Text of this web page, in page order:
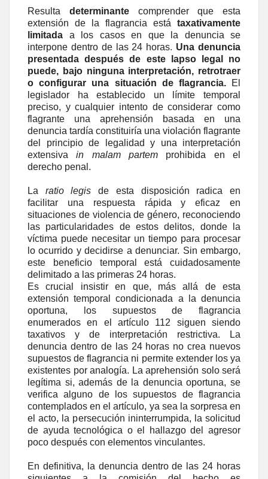
Resulta determinante
comprender que esta
extensión de la flagrancia está taxativamente
limitada a los casos en que la denuncia se
interpone dentro de las 24 horas. Una denuncia
presentada después de este lapso legal no
puede, bajo ninguna interpretación, retrotraer
o configurar una situación de flagrancia.El
legislador ha establecido un límite temporal
preciso, y cualquier intento de considerar como
flagrante una aprehensión basada en una
denuncia tardía constituiría una violación flagrante
del principio de legalidad y una interpretación
extensivain malam partem prohibida en el
derecho penal.
La ratio legis de esta disposición radica en
facilitar una respuesta rápida y eficaz en
situaciones de violencia de género, reconociendo
las particularidades de estos delitos, donde la
víctima puede necesitar un tiempo para procesar
lo ocurrido y decidirse a denunciar. Sin embargo,
este beneficio temporal está cuidadosamente
delimitado a las primeras 24 horas.
Es crucial insistir en que, más allá de esta
extensión temporal condicionada a la denuncia
oportuna, los supuestos de flagrancia
enumerados en el artículo 112 siguen siendo
taxativos y de interpretación restrictiva. La
denuncia dentro de las 24 horas no crea nuevos
supuestos de flagrancia ni permite extender los ya
existentes por analogía. La aprehensión solo será
legítima si, además de la denuncia oportuna, se
verifica alguno de los supuestos de flagrancia
contemplados en el artículo, ya sea la sorpresa en
el acto, la persecución ininterrumpida, la solicitud
de ayuda tecnológica o el hallazgo del agresor
poco después con elementos vinculantes.
En definitiva, la denuncia dentro de las 24 horas